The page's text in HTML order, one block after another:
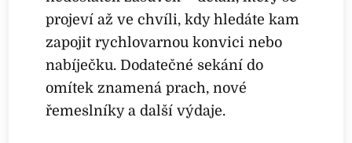
projeví až ve chvíli, kdy hledáte kam
zapojit rychlovarnou konvici nebo
nabíječku. Dodatečné sekání do
omítek znamená prach, nové
řemeslníky a další výdaje.